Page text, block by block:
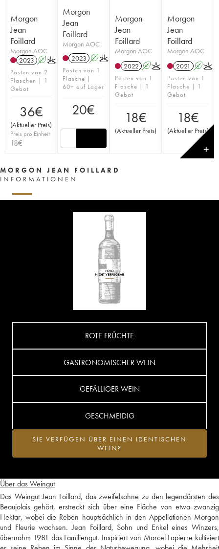
Morgon
Jean
Foillard
Morgon AOC
2023 AK
Posten von 2
Flaschen | 1
Gebot
36€
(Aktueller Preis)
Preis pro Einheit
18€
Morgon
Jean
Foillard
Morgon AOC
2023 AK
Posten von 1
Flasche |
60+ auf Lager
20€
Morgon
Jean
Foillard
Morgon AOC
2022 AK
Posten von 1
Flasche | 1
Gebot
18€
(Aktueller Preis)
Morgon
Jean
Foillard
Morgon AOC
2021
AK
Posten von 1
Flasche | 1
Gebot
18€
(Aktueller Preis)
✕
MORGON JEAN FOILLARD
INFORMATIONEN
Über das Weingut
Das Weingut Jean Foillard, das zweifelsohne zu den legendärsten des
Beaujolais gehört, erstreckt sich über eine Fläche von etwa zwanzig
Hektar, wobei die Reben hauptsächlich in den Appellationen Morgon
und Fleurie wachsen. Jean Foillard, Sohn und Enkel eines Winzers,
übernahm 1981 das Familiengut. Inspiriert von Marcel Lapierre kultiviert
ROTE FRÜCHTE
GASTRONOMISCHER WEIN
GEFÄLLIGER WEIN
GESCHMEIDIG
SIE VERFÜGEN ÜBER EINEN IDENTISCHEN
WEIN?